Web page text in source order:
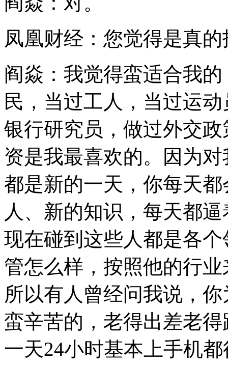
凤凰财经：您觉得是真
阎焱：我觉得蛮适合我
民，当过工人，当过运
银行研究员，做过外交
资是我最喜欢的。因为
都是新的一天，你每天
人、新的知识，每天都
现在碰到这些人都是各
管怎么样，按照他的行
所以有人曾经问我说，
蛮辛苦的，老得出差老
一天24小时基本上手机